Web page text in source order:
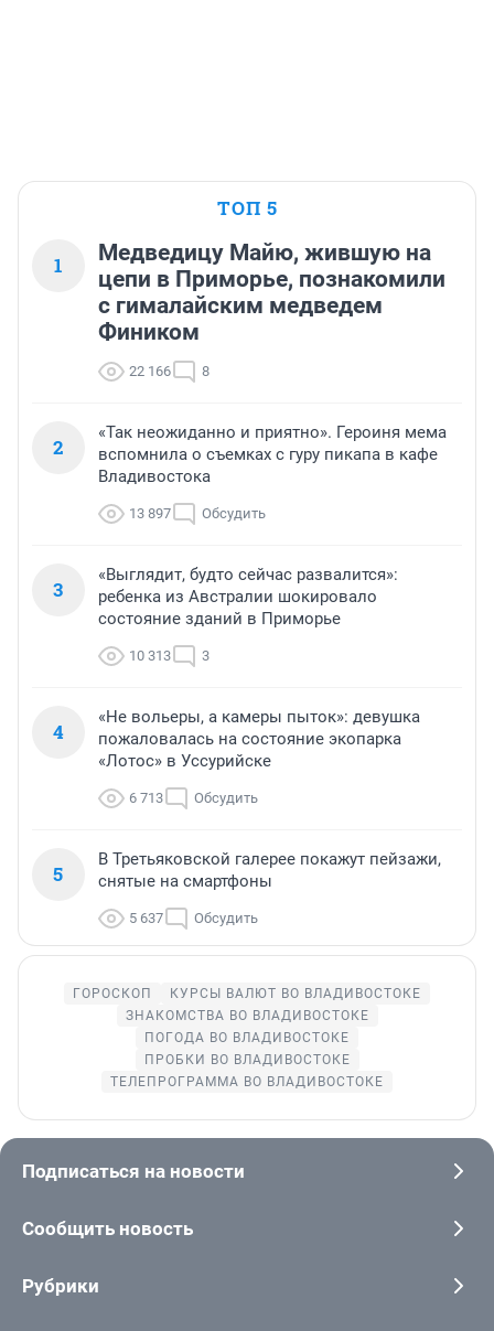
ТОП 5
1
Медведицу Майю, жившую на
цепи в Приморье, познакомили
с гималайским медведем
Фиником
22 166 8
2
«Так неожиданно и приятно». Героиня мема
вспомнила о съемках с гуру пикапа в кафе
Владивостока
13 897 Обсудить
3
«Выглядит, будто сейчас развалится»:
ребенка из Австралии шокировало
состояние зданий в Приморье
10 313 3
4
«Не вольеры, а камеры пыток»: девушка
пожаловалась на состояние экопарка
«Лотос» в Уссурийске
6 713 Обсудить
5
В Третьяковской галерее покажут пейзажи,
снятые на смартфоны
5 637 Обсудить
ГОРОСКОП
КУРСЫ ВАЛЮТ ВО ВЛАДИВОСТОКЕ
ЗНАКОМСТВА ВО ВЛАДИВОСТОКЕ
ПОГОДА ВО ВЛАДИВОСТОКЕ
ПРОБКИ ВО ВЛАДИВОСТОКЕ
ТЕЛЕПРОГРАММА ВО ВЛАДИВОСТОКЕ
Подписаться на новости
Сообщить новость
Рубрики